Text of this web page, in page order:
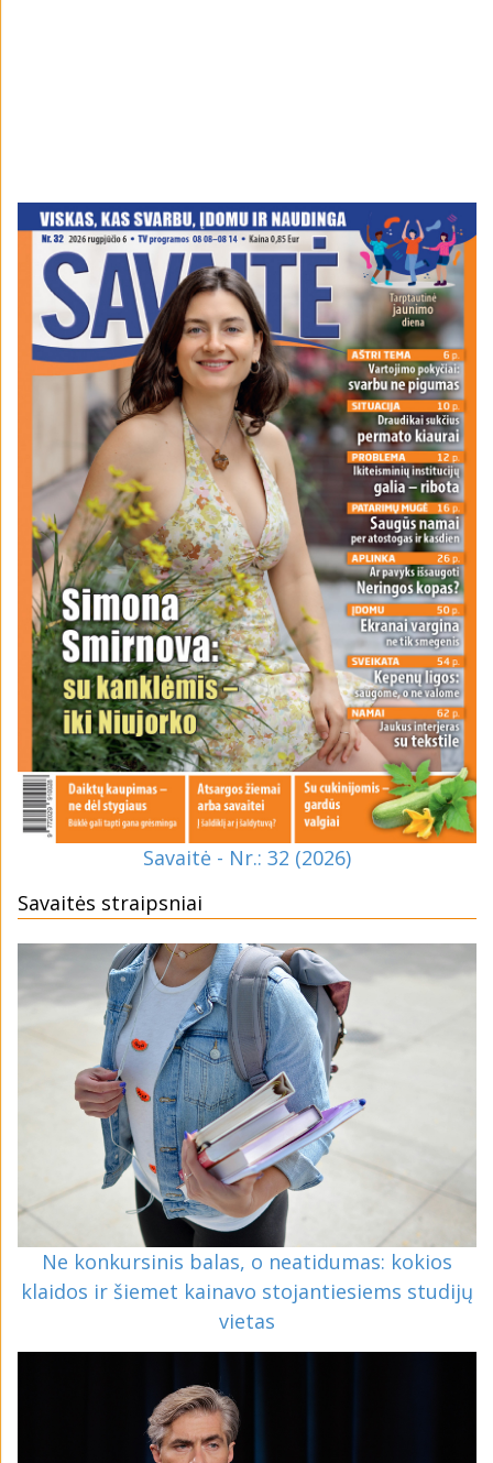
Savaitė - Nr.: 32 (2026)
Savaitės straipsniai
Ne konkursinis balas, o neatidumas: kokios
klaidos ir šiemet kainavo stojantiesiems studijų
vietas